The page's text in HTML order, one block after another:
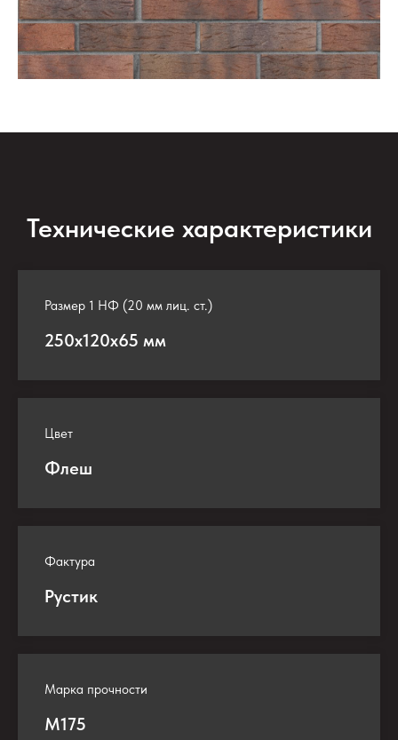
Технические характеристики
Размер 1 НФ (20 мм лиц. ст.)
250х120х65 мм
Цвет
Флеш
Фактура
Рустик
Марка прочности
М175